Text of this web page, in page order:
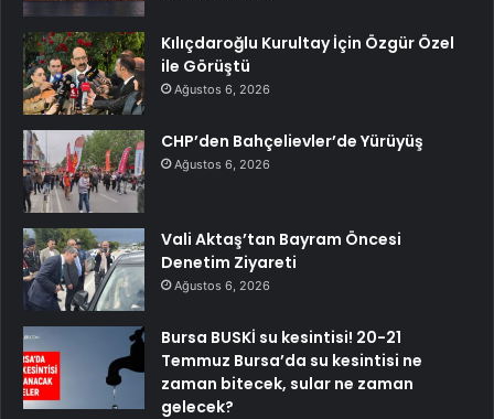
Kılıçdaroğlu Kurultay İçin Özgür Özel
ile Görüştü
Ağustos 6, 2026
CHP’den Bahçelievler’de Yürüyüş
Ağustos 6, 2026
Vali Aktaş’tan Bayram Öncesi
Denetim Ziyareti
Ağustos 6, 2026
Bursa BUSKİ su kesintisi! 20-21
Temmuz Bursa’da su kesintisi ne
zaman bitecek, sular ne zaman
gelecek?